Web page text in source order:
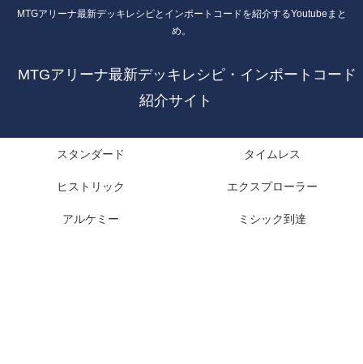
MTGアリーナ最新デッキレシピとインポートコードを紹介するYoutubeまと
め。
MTGアリーナ最新デッキレシピ・インポートコード
紹介サイト
スタンダード タイムレス
ヒストリック エクスプローラー
アルケミー ミシック到達